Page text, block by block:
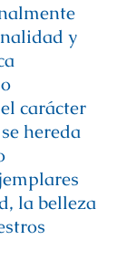
y
carácter
hereda
la belleza